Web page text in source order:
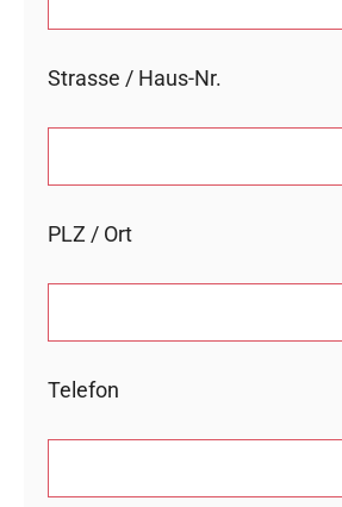
Strasse / Haus-Nr.
PLZ / Ort
Telefon